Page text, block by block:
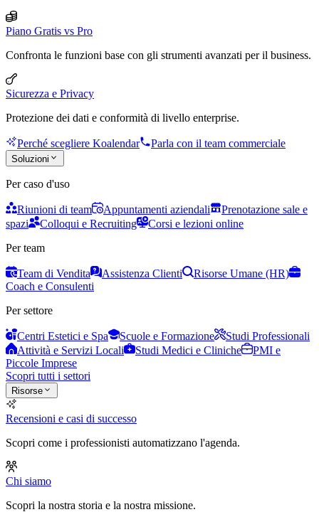
Piano Gratis vs Pro
Confronta le funzioni base con gli strumenti avanzati per il business.
Sicurezza e Privacy
Protezione dei dati e conformità di livello enterprise.
Perché scegliere Koalendar Parla con il team commerciale
Soluzioni
Per caso d'uso
Riunioni di team Appuntamenti aziendali
Prenotazione sale e
spazi
Colloqui e Recruiting
Corsi e lezioni online
Per team
Team di Vendita Assistenza Clienti
Risorse Umane (HR)
Coach e Consulenti
Per settore
Centri Estetici e Spa Scuole e Formazione
Studi Professionali
Attività e Servizi Locali
Studi Medici e Cliniche
PMI e
Piccole Imprese
Scopri tutti i settori
Risorse
Recensioni e casi di successo
Scopri come i professionisti automatizzano l'agenda.
Chi siamo
Scopri la nostra storia e la nostra missione.